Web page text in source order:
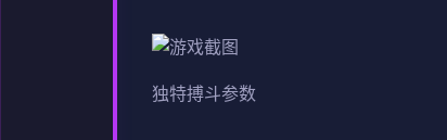
独特搏斗参数